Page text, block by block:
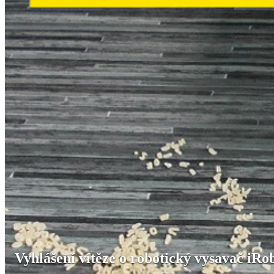
Vyhlášení vítěze o robotický vysavač